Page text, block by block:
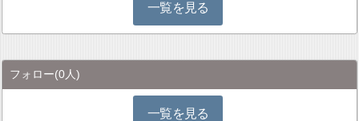
一覧を見る
フォロー(0人)
一覧を見る